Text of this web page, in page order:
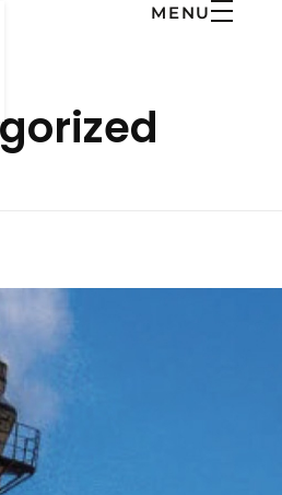
MENU